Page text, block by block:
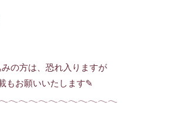
みの方は、恐れ入りますが
もお願いいたします✎